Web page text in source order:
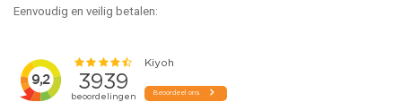
Eenvoudig en veilig betalen: